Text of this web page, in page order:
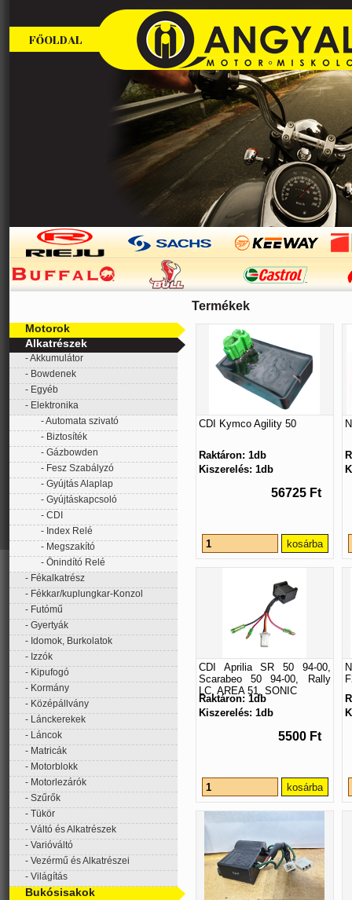
FŐOLDAL
Motorok
Alkatrészek
Akkumulátor
Bowdenek
Egyéb
Elektronika
Automata szivató
Biztosíték
Gázbowden
Fesz Szabályzó
Gyújtás Alaplap
Gyújtáskapcsoló
CDI
Index Relé
Megszakító
Önindító Relé
Fékalkatrész
Fékkar/kuplungkar-Konzol
Futómű
Gyertyák
Idomok, Burkolatok
Izzók
Kipufogó
Kormány
Középállvány
Lánckerekek
Láncok
Matricák
Motorblokk
Motorlezárók
Szűrők
Tükör
Váltó és Alkatrészek
Varióváltó
Vezérmű és Alkatrészei
Világítás
Bukósisakok
Termékek
CDI Kymco Agility 50
Raktáron: 1db
Kiszerelés: 1db
56725 Ft
CDI Aprilia SR 50 94-00,
Scarabeo 50 94-00, Rally
LC, AREA 51, SONIC
Raktáron: 1db
Kiszerelés: 1db
5500 Ft